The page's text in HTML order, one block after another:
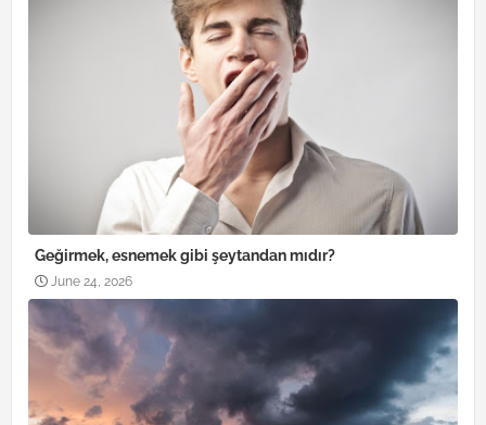
Geğirmek, esnemek gibi şeytandan mıdır?
June 24, 2026